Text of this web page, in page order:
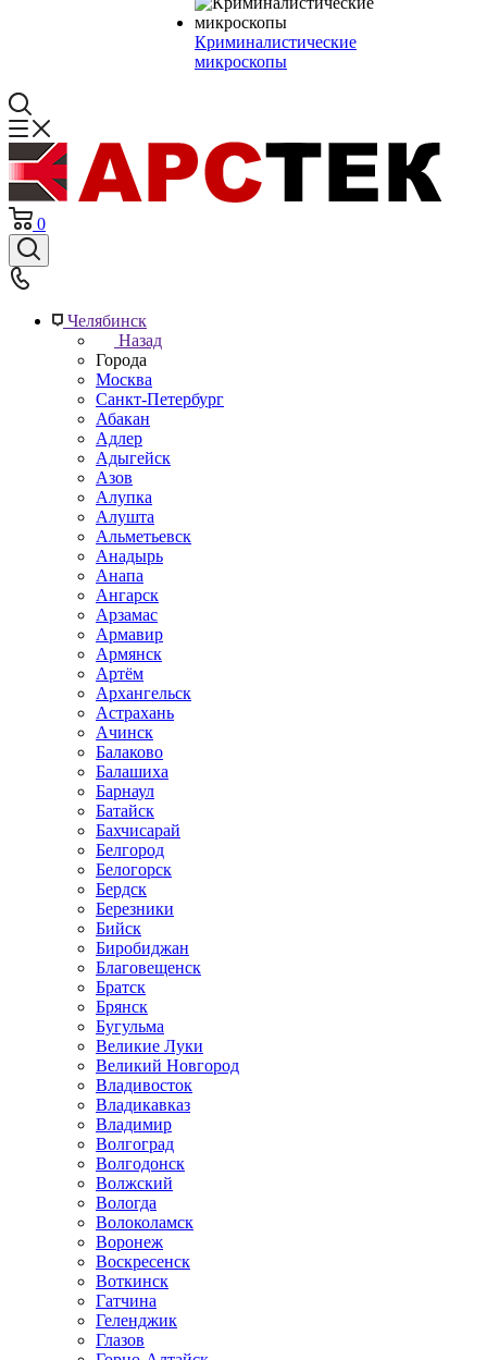
Криминалистические
микроскопы
0
Челябинск
Назад
Города
Москва
Санкт-Петербург
Абакан
Адлер
Адыгейск
Азов
Алупка
Алушта
Альметьевск
Анадырь
Анапа
Ангарск
Арзамас
Армавир
Армянск
Артём
Архангельск
Астрахань
Ачинск
Балаково
Балашиха
Барнаул
Батайск
Бахчисарай
Белгород
Белогорск
Бердск
Березники
Бийск
Биробиджан
Благовещенск
Братск
Брянск
Бугульма
Великие Луки
Великий Новгород
Владивосток
Владикавказ
Владимир
Волгоград
Волгодонск
Волжский
Вологда
Волоколамск
Воронеж
Воскресенск
Воткинск
Гатчина
Геленджик
Глазов